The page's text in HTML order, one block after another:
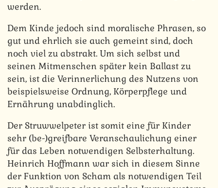
werden.
Dem Kinde jedoch sind moralische Phrasen, so
gut und ehrlich sie auch gemeint sind, doch
noch viel zu abstrakt. Um sich selbst und
seinen Mitmenschen später kein Ballast zu
sein, ist die Verinnerlichung des Nutzens von
beispielsweise Ordnung, Körperpflege und
Ernährung unabdinglich.
Der Struwwelpeter ist somit eine für Kinder
sehr (be-)greifbare Veranschaulichung einer
für das Leben notwendigen Selbsterhaltung.
Heinrich Hoffmann war sich in diesem Sinne
der Funktion von Scham als notwendigen Teil